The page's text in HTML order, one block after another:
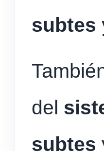
subtes
del
subtes